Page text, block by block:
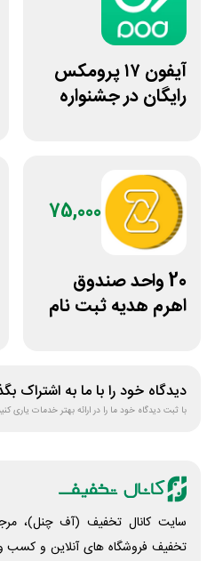
آیفون ۱۷ پرومکس
رایگان در جشنواره
75,000
20 واحد صندوق
اهرم هدیه ثبت نام
دیدگاه خود را با ما به اشتراک
با ثبت دیدگاه خود ما را در ارائه بهتر خدمات یاری
سایت کانال تخفیف (آف چنل)،
تخفیف فروشگاه های آنلاین و کسب